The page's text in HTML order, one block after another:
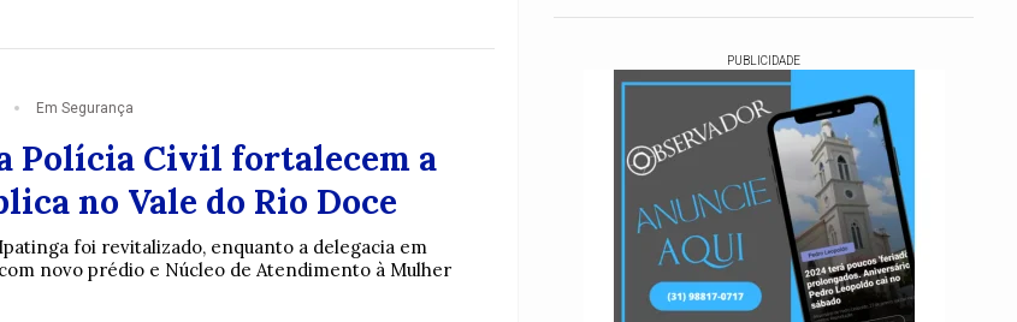
Em Segurança
Polícia Civil fortalecem a
no Vale do Rio Doce
foi revitalizado, enquanto a delegacia em
novo prédio e Núcleo de Atendimento à Mulher
PUBLICIDADE